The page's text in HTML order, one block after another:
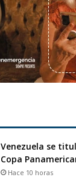
Venezuela se
Copa
Hace 10 horas